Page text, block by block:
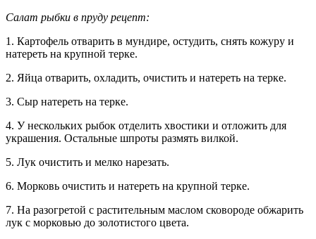
Салат рыбки в пруду рецепт:
1. Картофель отварить в мундире, остудить, снять кожуру и
натереть на крупной терке.
2. Яйца отварить, охладить, очистить и натереть на терке.
3. Сыр натереть на терке.
4. У нескольких рыбок отделить хвостики и отложить для
украшения. Остальные шпроты размять вилкой.
5. Лук очистить и мелко нарезать.
6. Морковь очистить и натереть на крупной терке.
7. На разогретой с растительным маслом сковороде обжарить
лук с морковью до золотистого цвета.